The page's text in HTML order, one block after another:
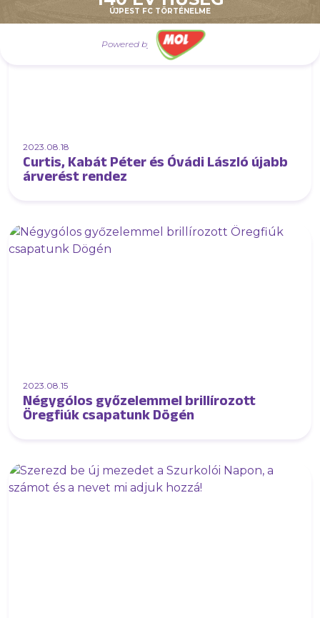
ÚJPEST FC TÖRTÉNELME
Powered by
2023.08.18
Curtis, Kabát Péter és Óvádi László újabb
árverést rendez
2023.08.15
Négygólos győzelemmel brillírozott
Öregfiúk csapatunk Dögén